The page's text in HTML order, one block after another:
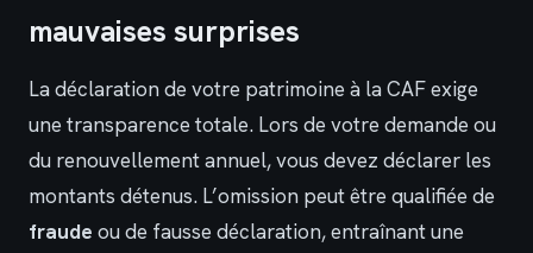
mauvaises surprises
La déclaration de votre patrimoine à la CAF exige
une transparence totale. Lors de votre demande ou
du renouvellement annuel, vous devez déclarer les
montants détenus. L’omission peut être qualifiée de
fraude ou de fausse déclaration, entraînant une